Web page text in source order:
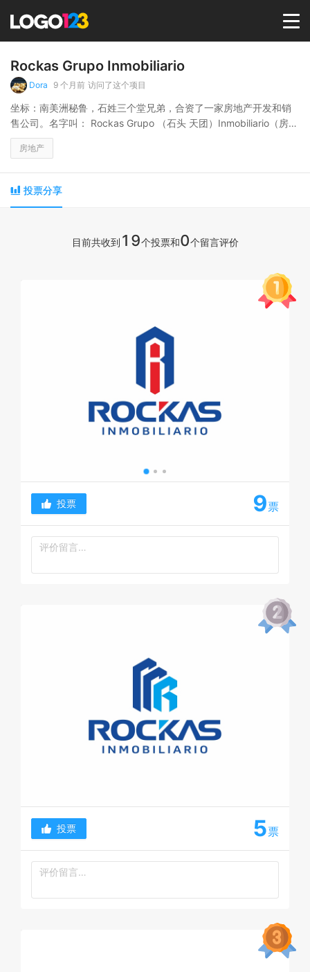
首页
选择套餐→
Rockas Grupo Inmobiliario
Dora 9 个月前 访问了这个项目
坐标：南美洲秘鲁，石姓三个堂兄弟，合资了一家房地产开发和销
售公司。名字叫： Rockas Grupo （石头 天团）Inmobiliario（房地
产）
房地产
投票分享
目前共收到 19个投票和0个留言评价
投票 5票
投票 9票